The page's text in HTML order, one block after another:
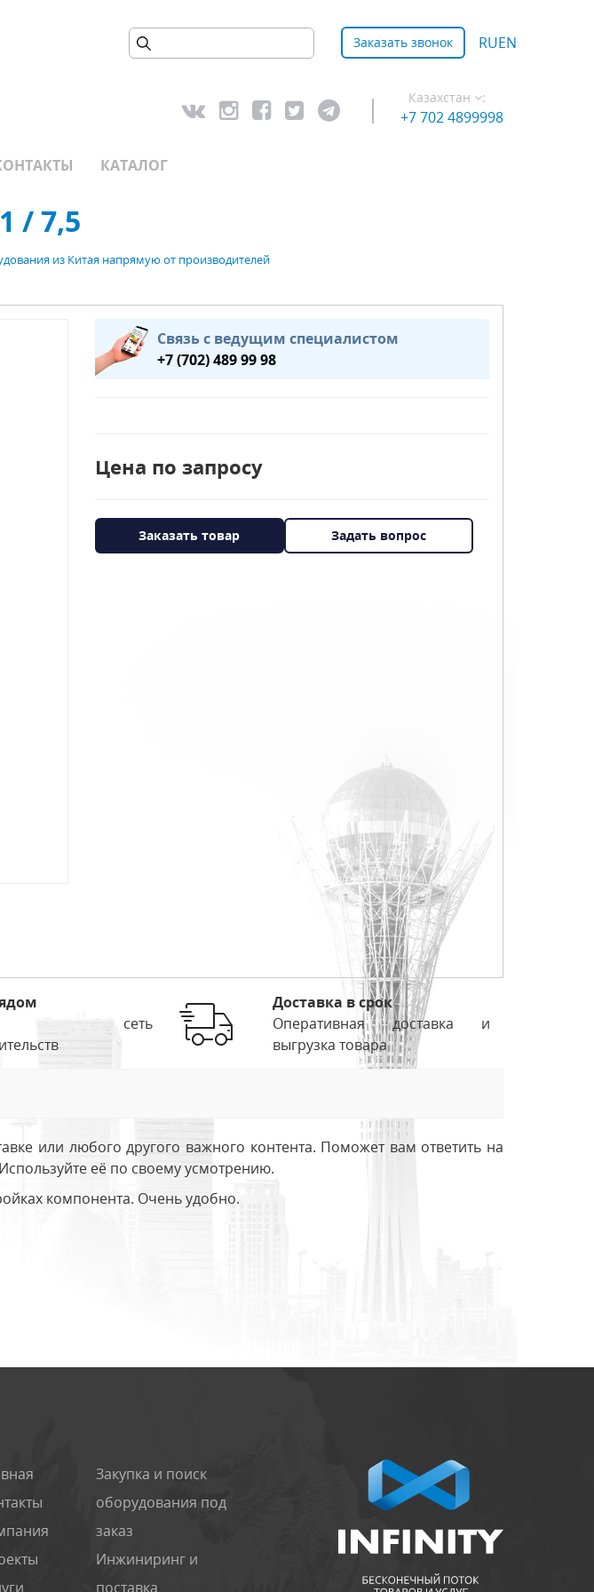
Заказать звонок RUEN
Казахстан :
+7 702 4899998
КАТАЛОГ
/ 7,5
из Китая напрямую от производителей
Связь с ведущим специалистом
+7 (702) 489 99 98
Цена по запросу
Заказать товар Задать вопрос
сеть
Доставка в срок
Оперативная доставка и
выгрузка товара
или любого другого важного контента. Поможет вам ответить на
её по своему усмотрению.
компонента. Очень удобно.
Закупка и поиск
оборудования под
заказ
Инжиниринг и
поставка